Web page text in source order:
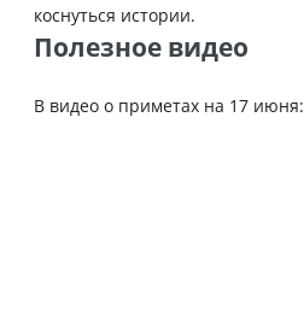
коснуться истории.
Полезное видео
В видео о приметах на 17 июня: